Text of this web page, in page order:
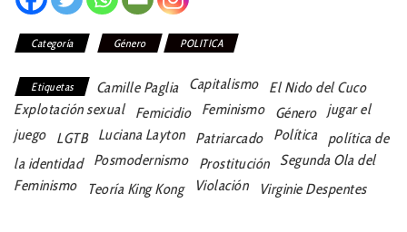
Categoría Género POLITICA
Etiquetas Camille Paglia Capitalismo
El Nido del Cuco
Explotación sexual
Femicidio Feminismo Género
jugar el
juego
LGTB Luciana Layton Patriarcado Política
política de
la identidad
Posmodernismo Prostitución
Segunda Ola del
Feminismo
Teoría King Kong Violación Virginie Despentes